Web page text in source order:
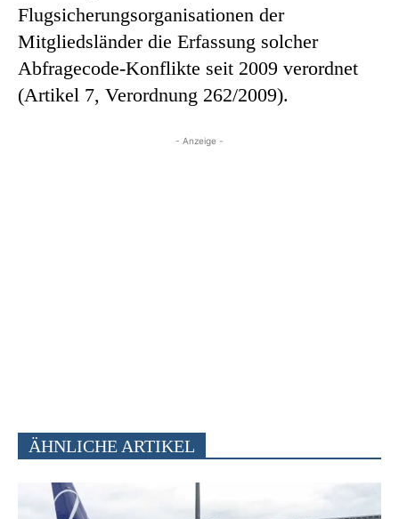
Flugsicherungsorganisationen der
Mitgliedsländer die Erfassung solcher
Abfragecode-Konflikte seit 2009 verordnet
(Artikel 7, Verordnung 262/2009).
- Anzeige -
ÄHNLICHE ARTIKEL